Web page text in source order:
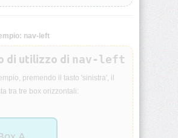
nav-left
di utilizzo di nav-left
premendo il tasto 'sinistra', il
tra tre box orizzontali: